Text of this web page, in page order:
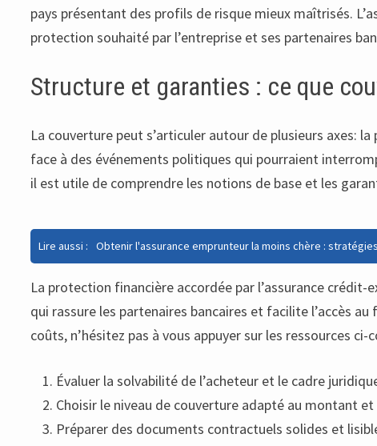
pays présentant des profils de risque mieux maîtrisés.
protection souhaité par l’entreprise et ses partenaires
Structure et garanties : ce que
La couverture peut s’articuler autour de plusieurs axes:
face à des événements politiques qui pourraient
il est utile de comprendre les notions de base et les
Lire aussi : Obtenir l'assurance emprunteur la moins chère :
La protection financière accordée par l’assurance
qui rassure les partenaires bancaires et facilite l’accès
coûts, n’hésitez pas à vous appuyer sur les ressources
Évaluer la solvabilité de l’acheteur et le cadre
Choisir le niveau de couverture adapté au montant
Préparer des documents contractuels solides et